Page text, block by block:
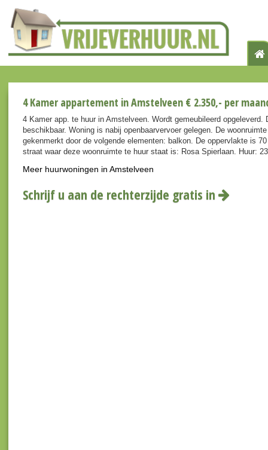
4 Kamer appartement in Amstelveen € 2.350,- per
4 Kamer app. te huur in Amstelveen. Wordt gemeubileerd opgeleverd.
beschikbaar. Woning is nabij openbaarvervoer gelegen. De
gekenmerkt door de volgende elementen: balkon. De oppervlakte is
straat waar deze woonruimte te huur staat is: Rosa Spierlaan. Huur:
Meer huurwoningen in Amstelveen
Schrijf u aan de rechterzijde gratis in